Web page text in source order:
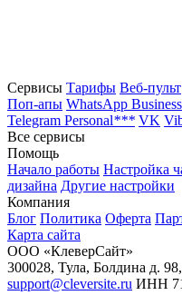
Сервисы Тарифы Веб-пульт
Поп-апы WhatsApp Business
Telegram Personal*** VK
Все сервисы
Помощь
Начало работы Настройка
дизайна Другие настройки
Компания
Блог Политика Оферта
Карта сайта
ООО «КлеверСайт»
300028, Тула, Болдина д.
support@cleversite.ru ИНН